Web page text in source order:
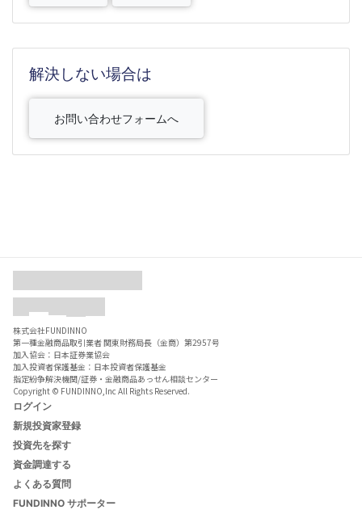
解決しない場合は
お問い合わせフォームへ
株式会社FUNDINNO
第一種金融商品取引業者 関東財務局長（金商）第2957号
加入協会：日本証券業協会
加入投資者保護基金：日本投資者保護基金
指定紛争解決機関/証券・金融商品あっせん相談センター
Copyright © FUNDINNO,Inc All Rights Reserved.
ログイン
新規投資家登録
投資先を探す
資金調達する
よくある質問
FUNDINNO サポーター